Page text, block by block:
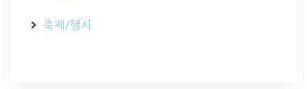
축제/행사